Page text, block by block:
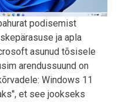
podisemist
ja apla
asunud tõsisele
arendussuund on
Windows 11
et see jookseks